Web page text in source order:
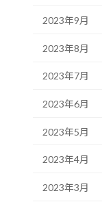
2023年9月
2023年8月
2023年7月
2023年6月
2023年5月
2023年4月
2023年3月